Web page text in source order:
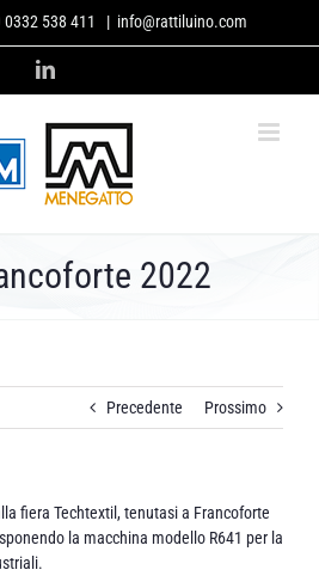
0332 538 411 | info@rattiluino.com
LinkedIn
2022
Precedente Prossimo
fiera Techtextil, tenutasi a Francoforte
la macchina modello R641 per la